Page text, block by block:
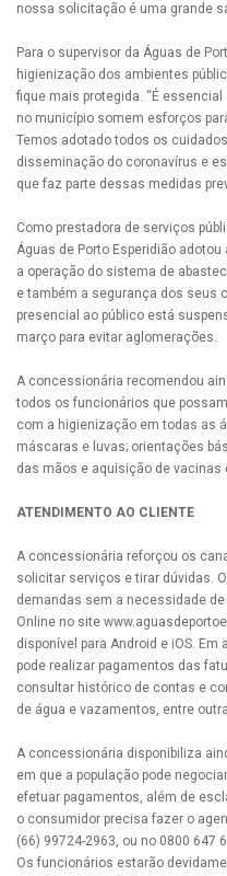
nossa solicitação é uma grande
Para o supervisor da Águas de
higienização dos ambientes
fique mais protegida. “É
no município somem esforços
Temos adotado todos os
disseminação do coronavírus e
que faz parte dessas medidas
Como prestadora de serviços
Águas de Porto Esperidião
a operação do sistema de
e também a segurança dos seus
presencial ao público está
março para evitar aglomerações.
A concessionária recomendou
todos os funcionários que
com a higienização em todas as
máscaras e luvas; orientações
das mãos e aquisição de vacinas
ATENDIMENTO AO CLIENTE
A concessionária reforçou os
solicitar serviços e tirar dúvidas.
demandas sem a necessidade
Online no site
disponível para Android e iOS.
pode realizar pagamentos das
consultar histórico de contas e
de água e vazamentos, entre
A concessionária disponibiliza
em que a população pode
efetuar pagamentos, além de
o consumidor precisa fazer o
(66) 99724-2963, ou no 0800 647
Os funcionários estarão